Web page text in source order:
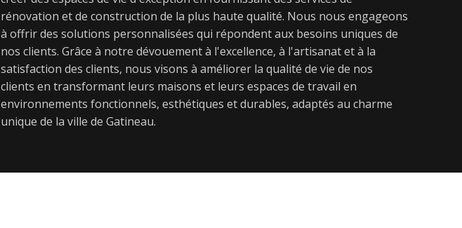
rénovation et de construction de la plus haute qualité. Nous nous engageons
à offrir des solutions personnalisées qui répondent aux besoins uniques de
nos clients. Grâce à notre dévouement à l'excellence, à l'artisanat et à la
satisfaction des clients, nous visons à améliorer la qualité de vie de nos
clients en transformant leurs maisons et leurs espaces de travail en
environnements fonctionnels, esthétiques et durables, adaptés au charme
unique de la ville de Gatineau.